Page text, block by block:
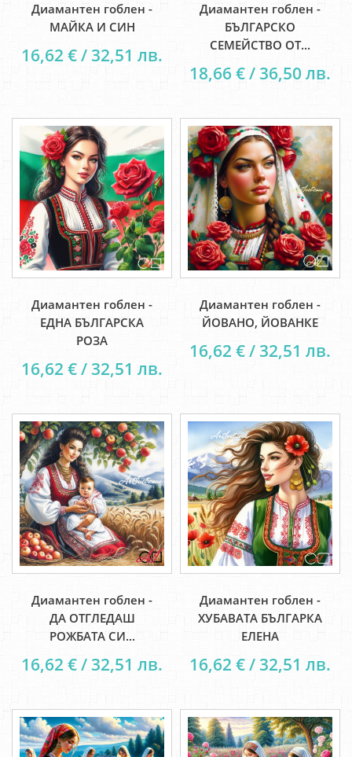
Диамантен гоблен -
МАЙКА И СИН
16,62 € / 32,51 лв.
Диамантен гоблен -
БЪЛГАРСКО
СЕМЕЙСТВО ОТ...
18,66 € / 36,50 лв.
Диамантен гоблен -
ЕДНА БЪЛГАРСКА
РОЗА
16,62 € / 32,51 лв.
Диамантен гоблен -
ЙОВАНО, ЙОВАНКЕ
16,62 € / 32,51 лв.
Диамантен гоблен -
ДА ОТГЛЕДАШ
РОЖБАТА СИ...
16,62 € / 32,51 лв.
Диамантен гоблен -
ХУБАВАТА БЪЛГАРКА
ЕЛЕНА
16,62 € / 32,51 лв.